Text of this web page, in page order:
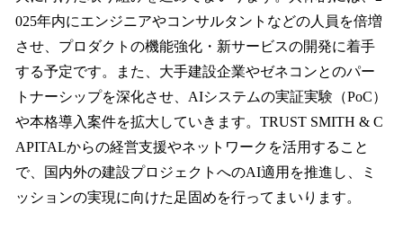
025年内にエンジニアやコンサルタントなどの人員を倍増
させ、プロダクトの機能強化・新サービスの開発に着手
する予定です。また、大手建設企業やゼネコンとのパー
トナーシップを深化させ、AIシステムの実証実験（PoC）
や本格導入案件を拡大していきます。TRUST SMITH & C
APITALからの経営支援やネットワークを活用すること
で、国内外の建設プロジェクトへのAI適用を推進し、ミ
ッションの実現に向けた足固めを行ってまいります。